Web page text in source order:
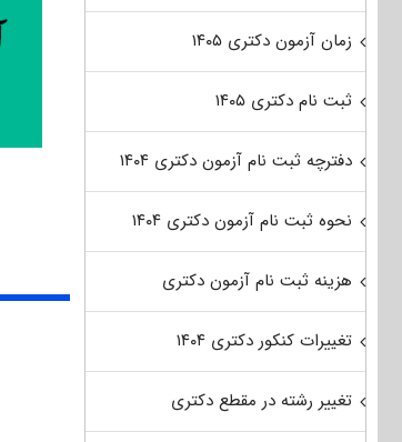
زمان آزمون دکتری ۱۴۰۵
ثبت نام دکتری ۱۴۰۵
دفترچه ثبت نام آزمون دکتری ۱۴۰۴
نحوه ثبت نام آزمون دکتری ۱۴۰۴
هزینه ثبت نام آزمون دکتری
تغییرات کنکور دکتری ۱۴۰۴
تغییر رشته در مقطع دکتری